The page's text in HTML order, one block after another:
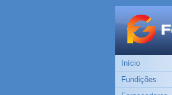
Início
Fundições